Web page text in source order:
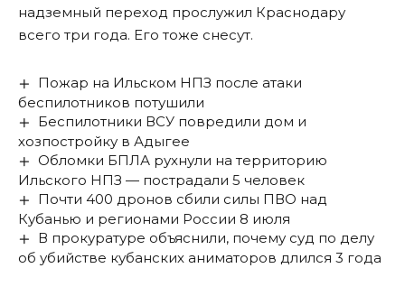
надземный переход прослужил Краснодару
всего три года. Его тоже снесут.
Пожар на Ильском НПЗ после атаки
беспилотников потушили
Беспилотники ВСУ повредили дом и
хозпостройку в Адыгее
Обломки БПЛА рухнули на территорию
Ильского НПЗ — пострадали 5 человек
Почти 400 дронов сбили силы ПВО над
Кубанью и регионами России 8 июля
В прокуратуре объяснили, почему суд по делу
об убийстве кубанских аниматоров длился 3 года